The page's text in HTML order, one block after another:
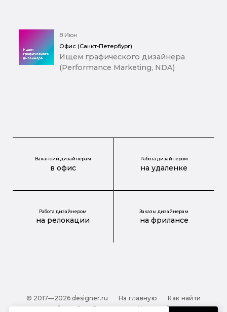
8 Июн
Офис (Санкт-Петербург)
Ищем графического дизайнера
(Performance Marketing, NDA)
Вакансии дизайнерам
в офис
Работа дизайнером
на удаленке
Работа дизайнером
на релокации
Заказы дизайнерам
на фрилансе
© 2017—2026 designer.ru На главную
Как найти
дизайнера?
О проекте Карта сайта